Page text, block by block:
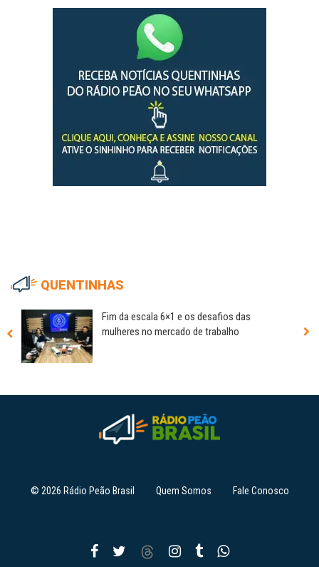
QUENTINHAS
Fim da escala 6×1 e os desafios das
mulheres no mercado de trabalho
© 2026 Rádio Peão Brasil Quem Somos Fale Conosco